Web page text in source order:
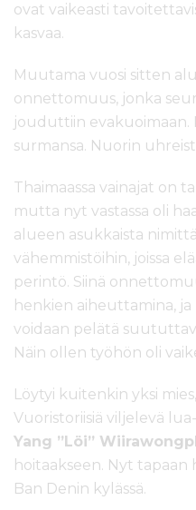
ovat vaikeasti
kasvaa.
Muutama vuosi sitten
onnettomuus, jonka
jouduttiin evakuoimaan.
surmansa. Nuorin
Thaimaassa vainajat on
mutta nyt vastassa oli
alueen asukkaista
vähemmistöihin, joissa
perintö. Siinä
henkien aiheuttamina,
voidaan pelätä
Näin ollen työhön oli
Löytyi kuitenkin yksi
Vuoristoriisiä viljelevä
Yang ”Löi”
hoitaakseen. Nyt
Ban Denin kylässä.